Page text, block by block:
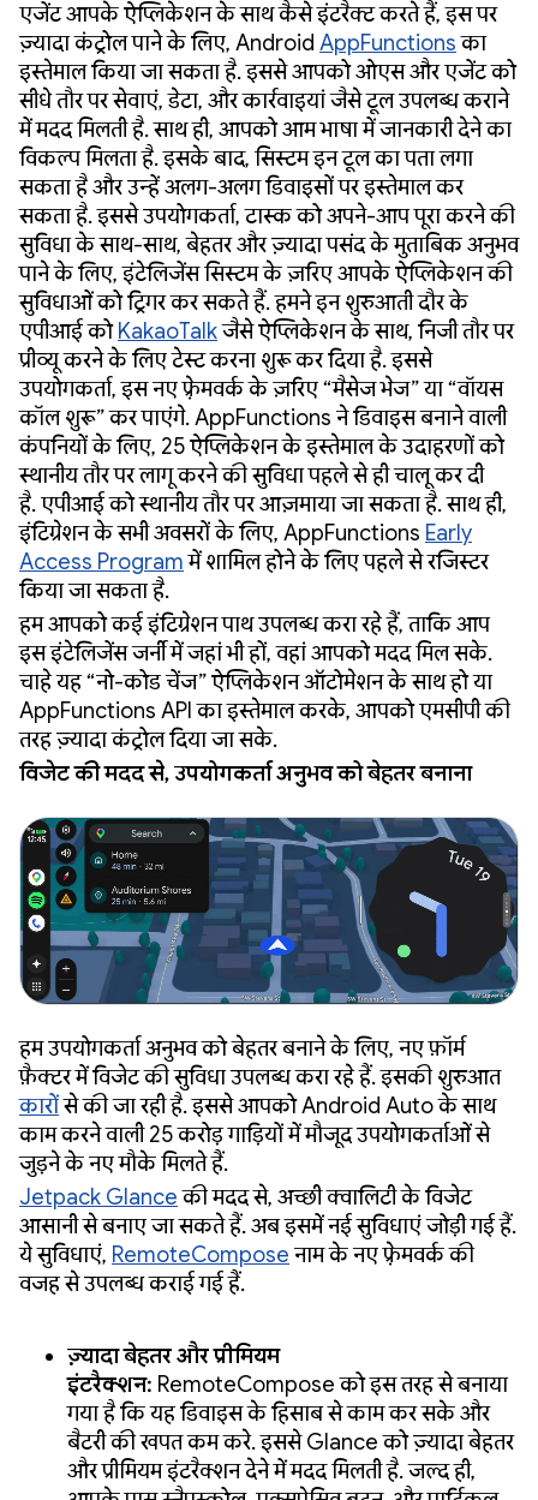
एजेंट आपके ऐप्लिकेशन के साथ कैसे इंटरैक्ट करते हैं, इस पर
ज़्यादा कंट्रोल पाने के लिए, Android AppFunctionsका
इस्तेमाल किया जा सकता है. इससे आपको ओएस और एजेंट को
सीधे तौर पर सेवाएं, डेटा, और कार्रवाइयां जैसे टूल उपलब्ध कराने
में मदद मिलती है. साथ ही, आपको आम भाषा में जानकारी देने का
विकल्प मिलता है. इसके बाद, सिस्टम इन टूल का पता लगा
सकता है और उन्हें अलग-अलग डिवाइसों पर इस्तेमाल कर
सकता है. इससे उपयोगकर्ता, टास्क को अपने-आप पूरा करने की
सुविधा के साथ-साथ, बेहतर और ज़्यादा पसंद के मुताबिक अनुभव
पाने के लिए, इंटेलिजेंस सिस्टम के ज़रिए आपके ऐप्लिकेशन की
सुविधाओं को ट्रिगर कर सकते हैं. हमने इन शुरुआती दौर के
एपीआई को KakaoTalkजैसे ऐप्लिकेशन के साथ, निजी तौर पर
प्रीव्यू करने के लिए टेस्ट करना शुरू कर दिया है. इससे
उपयोगकर्ता, इस नए फ़्रेमवर्क के ज़रिए “मैसेज भेज” या “वॉयस
कॉल शुरू” कर पाएंगे. AppFunctions ने डिवाइस बनाने वाली
कंपनियों के लिए, 25 ऐप्लिकेशन के इस्तेमाल के उदाहरणों को
स्थानीय तौर पर लागू करने की सुविधा पहले से ही चालू कर दी
है. एपीआई को स्थानीय तौर पर आज़माया जा सकता है. साथ ही,
इंटिग्रेशन के सभी अवसरों के लिए, AppFunctions Early
Access Programमें शामिल होने के लिए पहले से रजिस्टर
किया जा सकता है.
हम आपको कई इंटिग्रेशन पाथ उपलब्ध करा रहे हैं, ताकि आप
इस इंटेलिजेंस जर्नी में जहां भी हों, वहां आपको मदद मिल सके.
चाहे यह “नो-कोड चेंज” ऐप्लिकेशन ऑटोमेशन के साथ हो या
AppFunctions API का इस्तेमाल करके, आपको एमसीपी की
तरह ज़्यादा कंट्रोल दिया जा सके.
विजेट की मदद से, उपयोगकर्ता अनुभव को बेहतर बनाना
हम उपयोगकर्ता अनुभव को बेहतर बनाने के लिए, नए फ़ॉर्म
फ़ैक्टर में विजेट की सुविधा उपलब्ध करा रहे हैं. इसकी शुरुआत
कारोंसे की जा रही है. इससे आपको Android Auto के साथ
काम करने वाली 25 करोड़ गाड़ियों में मौजूद उपयोगकर्ताओं से
जुड़ने के नए मौके मिलते हैं.
Jetpack Glanceकी मदद से, अच्छी क्वालिटी के विजेट
आसानी से बनाए जा सकते हैं. अब इसमें नई सुविधाएं जोड़ी गई हैं.
ये सुविधाएं, RemoteCompose नाम के नए फ़्रेमवर्क की
वजह से उपलब्ध कराई गई हैं.
ज़्यादा बेहतर और प्रीमियम
इंटरैक्शन: RemoteCompose को इस तरह से बनाया
गया है कि यह डिवाइस के हिसाब से काम कर सके और
बैटरी की खपत कम करे. इससे Glance को ज़्यादा बेहतर
और प्रीमियम इंटरैक्शन देने में मदद मिलती है. जल्द ही,